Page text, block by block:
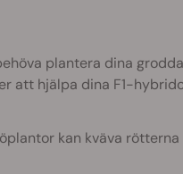
plantera dina
att hjälpa dina F1-
kan kväva rötterna